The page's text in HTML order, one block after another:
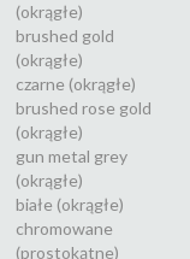
(okrągłe)
brushed gold
(okrągłe)
czarne (okrągłe)
brushed rose gold
(okrągłe)
gun metal grey
(okrągłe)
białe (okrągłe)
chromowane
(prostokątne)